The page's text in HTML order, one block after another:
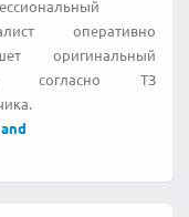
оперативно
оригинальный
согласно ТЗ